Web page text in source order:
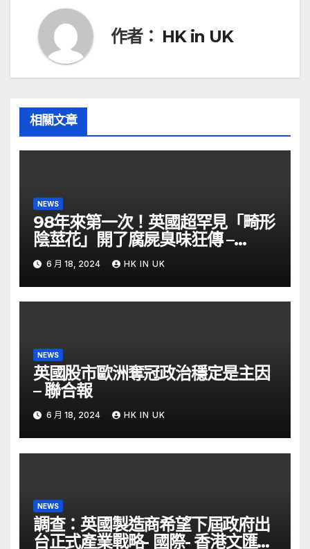
覽
作者： HK in UK
相關文章
NEWS
98年來第一次！英國超罕見「畸形
陰莖花」開了腐屍臭味狂傳 –
ETtoday
6 月 18, 2024 HK IN UK
NEWS
英國股市歐洲奪冠政治穩定是主因
– 聯合報
6 月 18, 2024 HK IN UK
NEWS
調查：英國製造商希望下屆政府出
台正式產業戰略- 國際- 香港文匯網